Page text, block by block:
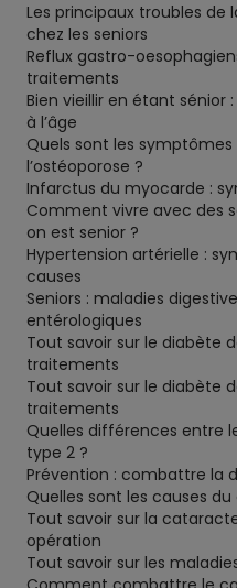
Les principaux troubles de
chez les seniors
Reflux gastro-
traitements
Bien vieillir en étant sénior
à l’âge
Quels sont les
l’ostéoporose ?
Infarctus du myocarde :
Comment vivre avec des
on est senior ?
Hypertension artérielle :
causes
Seniors : maladies
entérologiques
Tout savoir sur le diabète
traitements
Tout savoir sur le diabète
traitements
Quelles différences entre
type 2 ?
Prévention : combattre la
Quelles sont les causes
Tout savoir sur la
opération
Tout savoir sur les